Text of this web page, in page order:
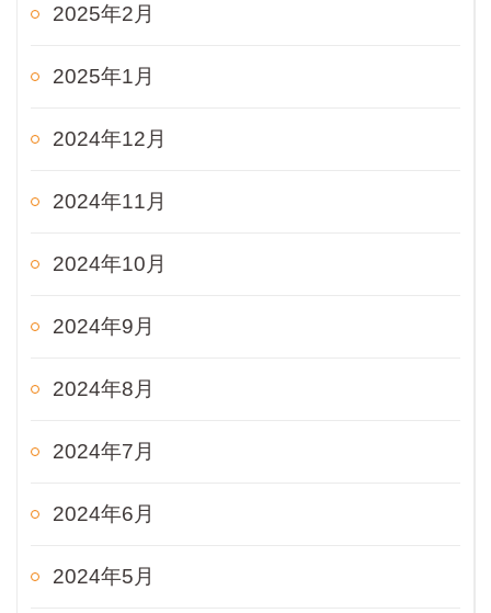
2025年2月
2025年1月
2024年12月
2024年11月
2024年10月
2024年9月
2024年8月
2024年7月
2024年6月
2024年5月